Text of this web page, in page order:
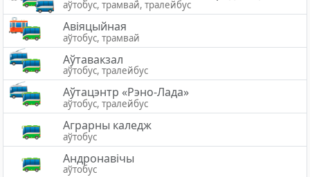
аўтобус, трамвай, тралейбус
Авіяцыйная
аўтобус, трамвай
Аўтавакзал
аўтобус, тралейбус
Аўтацэнтр «Рэно-Лада»
аўтобус, тралейбус
Аграрны каледж
аўтобус
Андронавічы
аўтобус